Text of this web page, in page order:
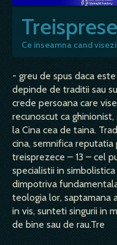
Ce inseamna cand
- greu de spus daca
depinde de traditii sau
crede persoana care
recunoscut ca
la Cina cea de taina.
cina, semnifica
treisprezece – 13 – cel
specialistii in
dimpotriva
teologia lor, saptamana
in vis, sunteti singurii in
de bine sau de rau.Tre